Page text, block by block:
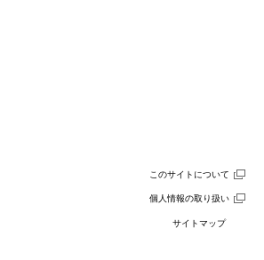
このサイトについて
個人情報の取り扱い
サイトマップ